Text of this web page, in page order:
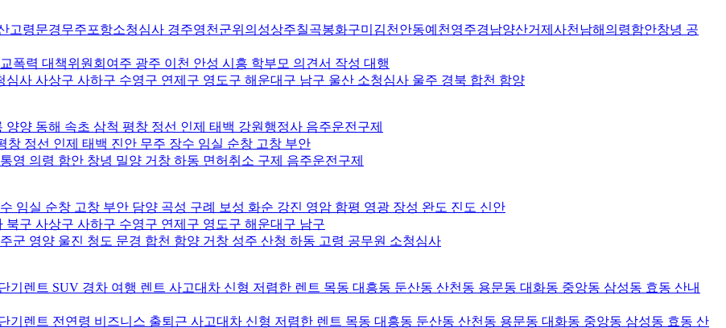
고령문경무주포항소청심사 경주영천군위의성상주칠곡봉화구미김천안동예천영주경남양산거제사천남해의령함안창녕 공
폭력 대책위원회여주 광주 이천 안성 시흥 학부모 의견서 작성 대행
사 사상구 사하구 수영구 연제구 영도구 해운대구 남구 울산 소청심사 울주 경북 합천 함양
양 동해 속초 삼척 평창 정선 인제 태백 강원행정사 음주운전구제
정선 인제 태백 진안 무주 장수 임실 순창 고창 부안
영 의령 함안 창녕 밀양 거창 하동 면허취소 구제 음주운전구제
임실 순창 고창 부안 담양 곡성 구례 보성 화순 강진 영암 함평 영광 장성 완도 진도 신안
구 사상구 사하구 수영구 연제구 영도구 해운대구 남구
군 영양 울진 청도 문경 합천 함양 거창 성주 산청 하동 고령 공무원 소청심사
기렌트 SUV 경차 여행 렌트 사고대차 신형 저렴한 렌트 목동 대흥동 둔산동 산천동 용문동 대화동 중앙동 삼성동 효동 산내
기렌트 전연령 비즈니스 출퇴근 사고대차 신형 저렴한 렌트 목동 대흥동 둔산동 산천동 용문동 대화동 중앙동 삼성동 효동 산